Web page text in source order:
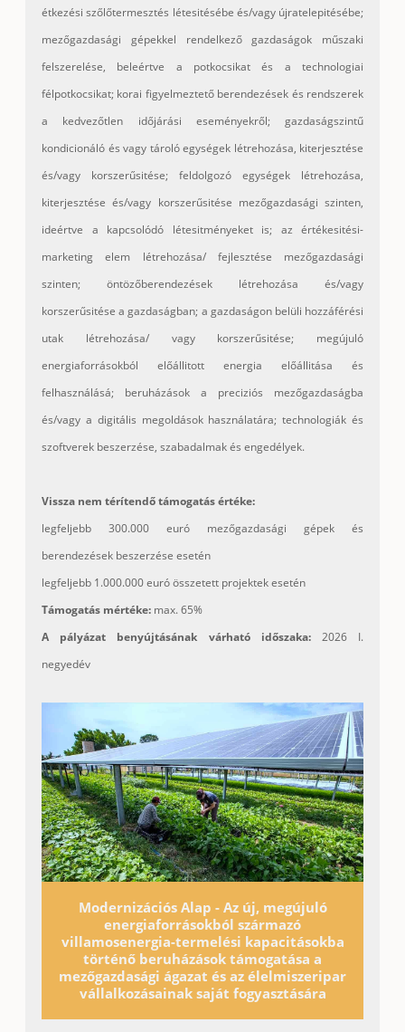
étkezési szőlőtermesztés létesitésébe és/vagy újratelepitésébe;
mezőgazdasági gépekkel rendelkező gazdaságok műszaki
felszerelése, beleértve a potkocsikat és a technologiai
félpotkocsikat; korai figyelmeztető berendezések és rendszerek
a kedvezőtlen időjárási eseményekről; gazdaságszintű
kondicionáló és vagy tároló egységek létrehozása, kiterjesztése
és/vagy korszerűsitése; feldolgozó egységek létrehozása,
kiterjesztése és/vagy korszerűsitése mezőgazdasági szinten,
ideértve a kapcsolódó létesitményeket is; az értékesitési-
marketing elem létrehozása/ fejlesztése mezőgazdasági
szinten; öntözőberendezések létrehozása és/vagy
korszerűsitése a gazdaságban; a gazdaságon belüli hozzáférési
utak létrehozása/ vagy korszerűsitése; megújuló
energiaforrásokból előállitott energia előállitása és
felhasználásá; beruházások a preciziós mezőgazdaságba
és/vagy a digitális megoldások használatára; technologiák és
szoftverek beszerzése, szabadalmak és engedélyek.
Vissza nem térítendő támogatás értéke:
legfeljebb 300.000 euró mezőgazdasági gépek és
berendezések beszerzése esetén
legfeljebb 1.000.000 euró összetett projektek esetén
Támogatás mértéke: max. 65%
A pályázat benyújtásának várható időszaka: 2026 I.
negyedév
Modernizációs Alap - Az új, megújuló
energiaforrásokból származó
villamosenergia-termelési kapacitásokba
történő beruházások támogatása a
mezőgazdasági ágazat és az élelmiszeripar
vállalkozásainak saját fogyasztására